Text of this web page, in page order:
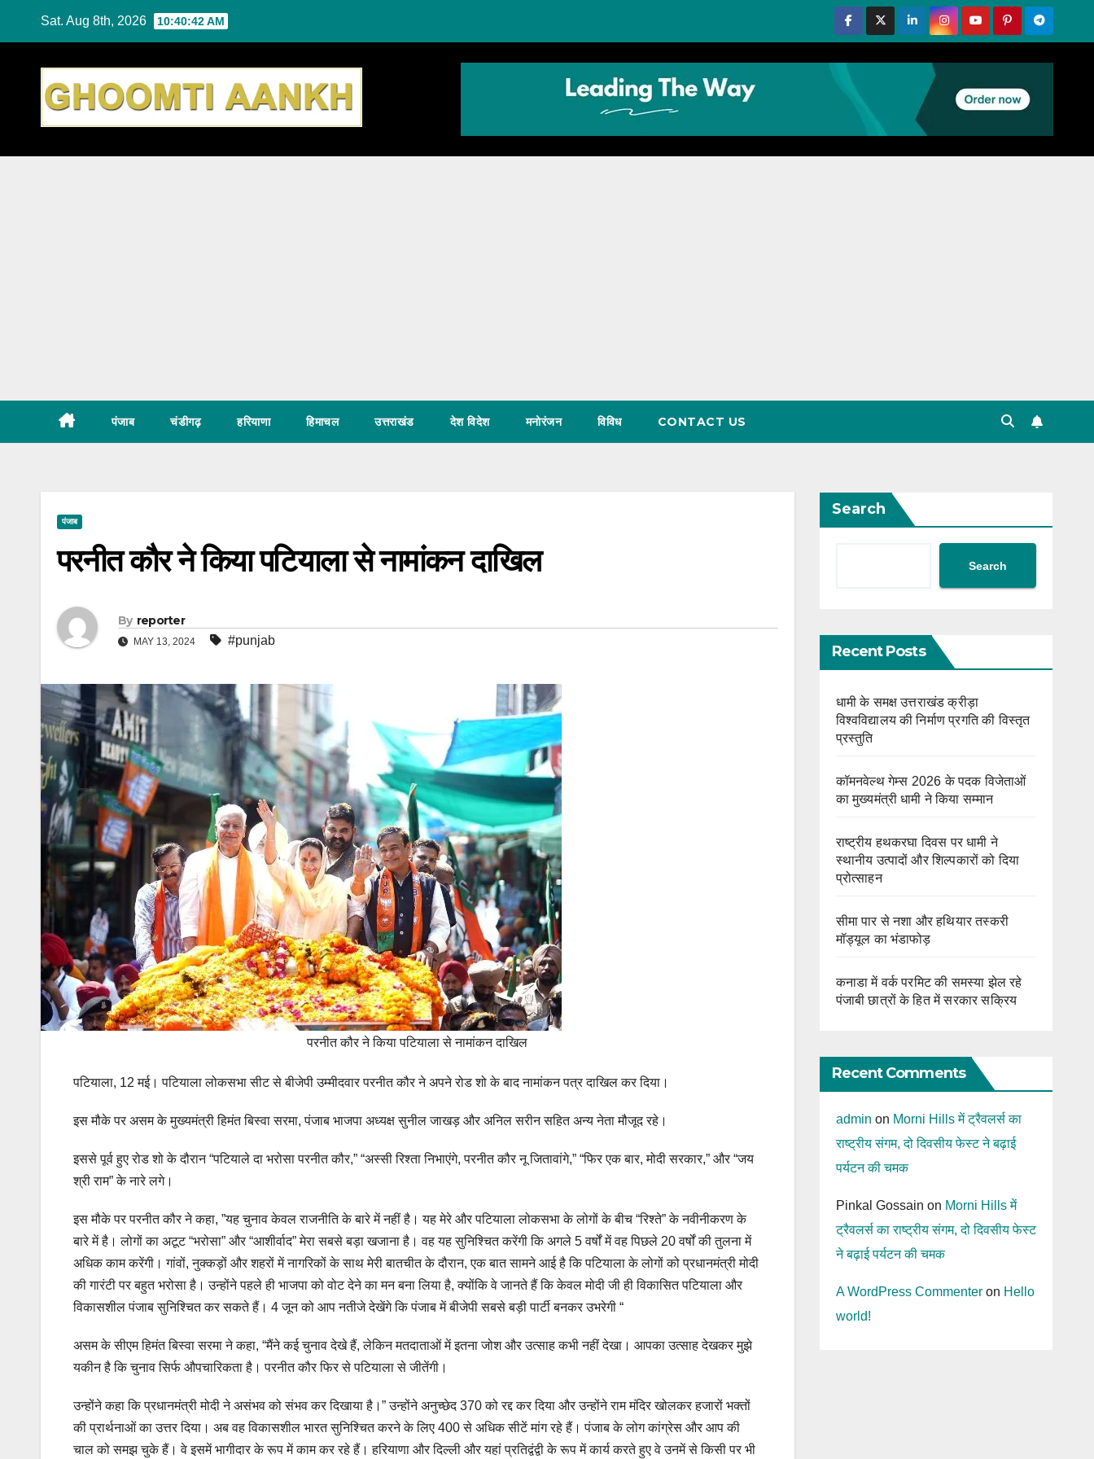
Sat. Aug 8th, 2026 10:40:43 AM
पंजाब चंडीगढ़ हरियाणा हिमाचल उत्तराखंड देश विदेश मनोरंजन विविध CONTACT US
पंजाब
परनीत कौर ने किया पटियाला से नामांकन दाखिल
By reporter
MAY 13, 2024 #punjab
परनीत कौर ने किया पटियाला से नामांकन दाखिल
पटियाला, 12 मई। पटियाला लोकसभा सीट से बीजेपी उम्मीदवार परनीत कौर ने अपने रोड शो के बाद नामांकन पत्र दाखिल कर दिया।
इस मौके पर असम के मुख्यमंत्री हिमंत बिस्वा सरमा, पंजाब भाजपा अध्यक्ष सुनील जाखड़ और अनिल सरीन सहित अन्य नेता मौजूद रहे।
इससे पूर्व हुए रोड शो के दौरान “पटियाले दा भरोसा परनीत कौर,” “अस्सी रिश्ता निभाएंगे, परनीत कौर नू जितावांगे,” “फिर एक बार, मोदी सरकार,” और “जय
श्री राम” के नारे लगे।
इस मौके पर परनीत कौर ने कहा, ”यह चुनाव केवल राजनीति के बारे में नहीं है। यह मेरे और पटियाला लोकसभा के लोगों के बीच “रिश्ते” के नवीनीकरण के
बारे में है। लोगों का अटूट “भरोसा” और “आशीर्वाद” मेरा सबसे बड़ा खजाना है। वह यह सुनिश्चित करेंगी कि अगले 5 वर्षों में वह पिछले 20 वर्षों की तुलना में
अधिक काम करेंगी। गांवों, नुक्कड़ों और शहरों में नागरिकों के साथ मेरी बातचीत के दौरान, एक बात सामने आई है कि पटियाला के लोगों को प्रधानमंत्री मोदी
की गारंटी पर बहुत भरोसा है। उन्होंने पहले ही भाजपा को वोट देने का मन बना लिया है, क्योंकि वे जानते हैं कि केवल मोदी जी ही विकासित पटियाला और
विकासशील पंजाब सुनिश्चित कर सकते हैं। 4 जून को आप नतीजे देखेंगे कि पंजाब में बीजेपी सबसे बड़ी पार्टी बनकर उभरेगी “
असम के सीएम हिमंत बिस्वा सरमा ने कहा, “मैंने कई चुनाव देखे हैं, लेकिन मतदाताओं में इतना जोश और उत्साह कभी नहीं देखा। आपका उत्साह देखकर मुझे
यकीन है कि चुनाव सिर्फ औपचारिकता है। परनीत कौर फिर से पटियाला से जीतेंगी।
उन्होंने कहा कि प्रधानमंत्री मोदी ने असंभव को संभव कर दिखाया है।” उन्होंने अनुच्छेद 370 को रद्द कर दिया और उन्होंने राम मंदिर खोलकर हजारों भक्तों
की प्रार्थनाओं का उत्तर दिया। अब वह विकासशील भारत सुनिश्चित करने के लिए 400 से अधिक सीटें मांग रहे हैं। पंजाब के लोग कांग्रेस और आप की
चाल को समझ चुके हैं। वे इसमें भागीदार के रूप में काम कर रहे हैं। हरियाणा और दिल्ली और यहां प्रतिद्वंद्वी के रूप में कार्य करते हुए वे उनमें से किसी पर भी
Search
Search
Recent Posts
धामी के समक्ष उत्तराखंड क्रीड़ा
विश्वविद्यालय की निर्माण प्रगति की विस्तृत
प्रस्तुति
कॉमनवेल्थ गेम्स 2026 के पदक विजेताओं
का मुख्यमंत्री धामी ने किया सम्मान
राष्ट्रीय हथकरघा दिवस पर धामी ने
स्थानीय उत्पादों और शिल्पकारों को दिया
प्रोत्साहन
सीमा पार से नशा और हथियार तस्करी
मॉड्यूल का भंडाफोड़
कनाडा में वर्क परमिट की समस्या झेल रहे
पंजाबी छात्रों के हित में सरकार सक्रिय
Recent Comments
admin on Morni Hills में ट्रैवलर्स का
राष्ट्रीय संगम, दो दिवसीय फेस्ट ने बढ़ाई
पर्यटन की चमक
Pinkal Gossain on Morni Hills में
ट्रैवलर्स का राष्ट्रीय संगम, दो दिवसीय फेस्ट
ने बढ़ाई पर्यटन की चमक
A WordPress Commenteron Hello
world!